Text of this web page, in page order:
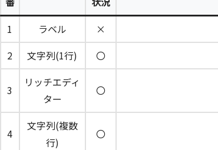
1 ラベル
×
2
文字列(1行) 〇
3
リッチエディ
ター
〇
4
文字列(複数
行)
〇